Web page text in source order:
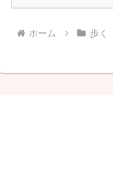
ホーム 歩く